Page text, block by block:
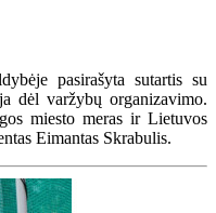
pasirašyta sutartis su
dėl varžybų organizavimo.
miesto meras ir Lietuvos
Eimantas Skrabulis.